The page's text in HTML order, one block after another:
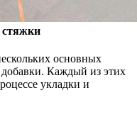
стяжки
основных
Каждый из этих
укладки и